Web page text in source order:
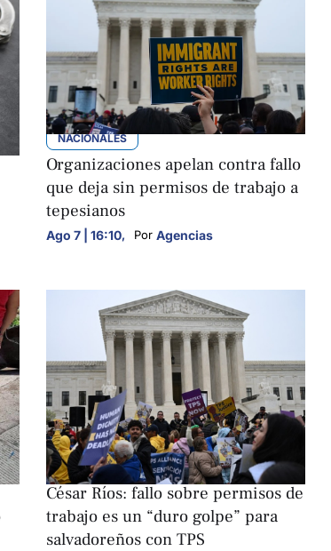
NACIONALES
Organizaciones apelan contra fallo
que deja sin permisos de trabajo a
tepesianos
Ago 7 | 16:10, Por Agencias
NACIONALES
César Ríos: fallo sobre permisos de
trabajo es un “duro golpe” para
salvadoreños con TPS